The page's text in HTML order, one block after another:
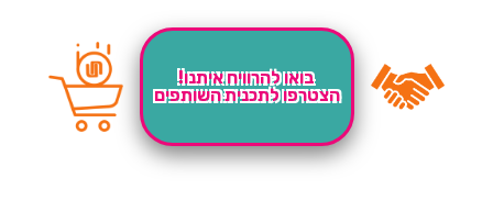
בואו להרוויח איתנו!
הצטרפו לתכנית השותפים